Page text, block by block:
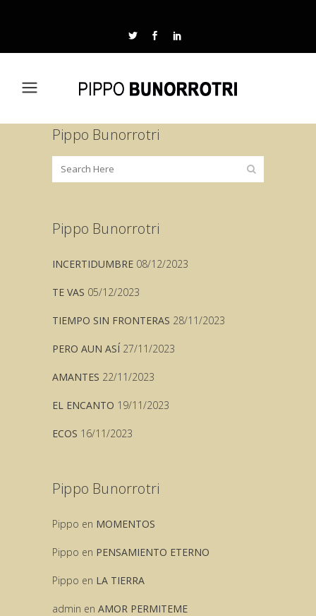
Pippo Bunorrotri
Pippo Bunorrotri
INCERTIDUMBRE 08/12/2023
TE VAS 05/12/2023
TIEMPO SIN FRONTERAS 28/11/2023
PERO AUN ASÍ 27/11/2023
AMANTES 22/11/2023
EL ENCANTO 19/11/2023
ECOS 16/11/2023
Pippo Bunorrotri
Pippo en MOMENTOS
Pippo en PENSAMIENTO ETERNO
Pippo en LA TIERRA
admin en AMOR PERMITEME